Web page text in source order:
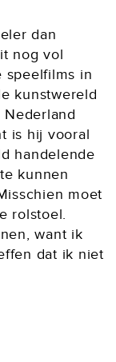
dan
nog vol
speelfilms in
kunstwereld
is hij vooral
handelende
kunnen
moet
rolstoel.
want ik
dat ik niet